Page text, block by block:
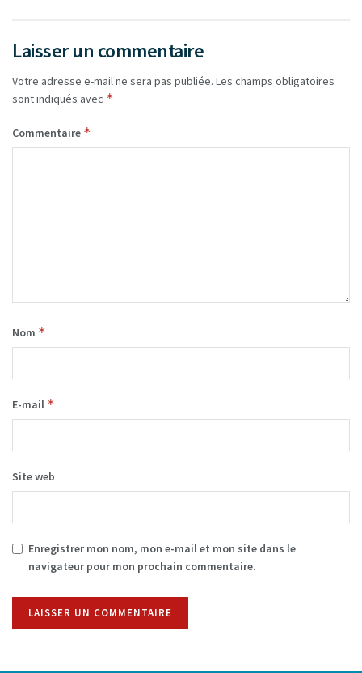
Laisser un commentaire
Votre adresse e-mail ne sera pas publiée. Les champs obligatoires
sont indiqués avec *
Commentaire *
Nom *
E-mail *
Site web
Enregistrer mon nom, mon e-mail et mon site dans le
navigateur pour mon prochain commentaire.